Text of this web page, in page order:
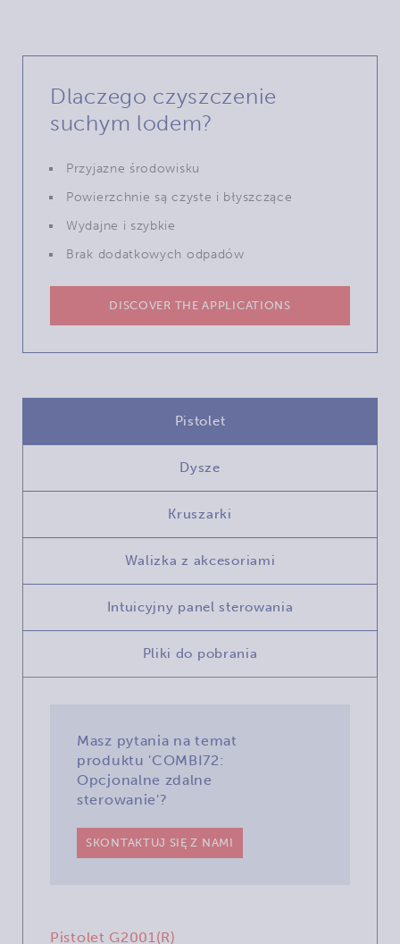
Dlaczego czyszczenie
suchym lodem?
Przyjazne środowisku
Powierzchnie są czyste i błyszczące
Wydajne i szybkie
Brak dodatkowych odpadów
DISCOVER THE APPLICATIONS
Pistolet
Dysze
Kruszarki
Walizka z akcesoriami
Intuicyjny panel sterowania
Pliki do pobrania
Masz pytania na temat
produktu 'COMBI72:
Opcjonalne zdalne
sterowanie'?
SKONTAKTUJ SIĘ Z NAMI
Pistolet G2001(R)